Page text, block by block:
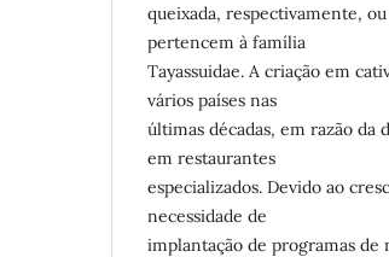
queixada, respectivamente,
pertencem à família
Tayassuidae. A criação em
vários países nas
últimas décadas, em razão da
em restaurantes
especializados. Devido ao
necessidade de
implantação de programas de